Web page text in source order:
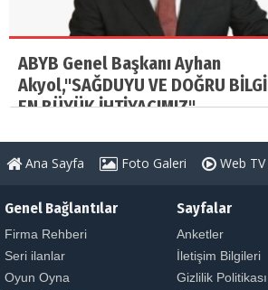
ABYB Genel Başkanı Ayhan
Akyol,"SAĞDUYU VE DOĞRU BİLGİ
EN BÜYÜK İHTİYACIMIZ"
Ana Sayfa Foto Galeri Web TV
Genel Bağlantılar
Firma Rehberi
Seri ilanlar
Oyun Oyna
Sayfalar
Anketler
İletişim Bilgileri
Gizlilik Politikası